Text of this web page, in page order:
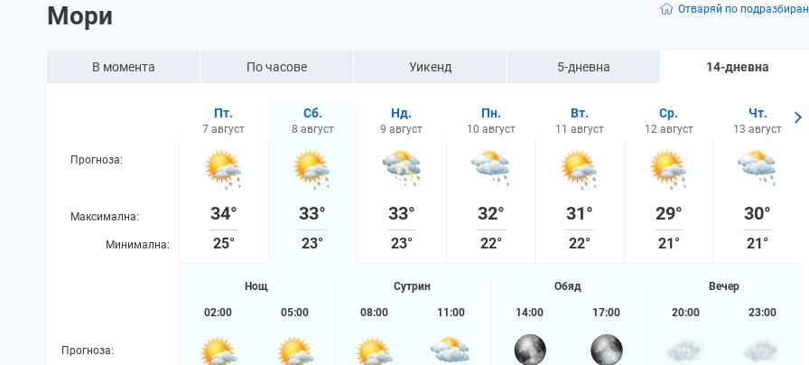
Мори
Отваряй по
В момента По часове Уикенд 5-дневна 14-дневна
Прогноза:
Максимална:
Минимална:
Прогноза:
Пт.
7 август
34°
25°
Сб.
8 август
33°
23°
Нд.
9 август
33°
23°
Пн.
10 август
32°
22°
Вт.
11 август
31°
22°
Ср.
12 август
29°
21°
Чт.
13 август
30°
21°
Нощ
02:00 05:00
Сутрин
08:00 11:00
Обяд
14:00 17:00
Вечер
20:00 23:00